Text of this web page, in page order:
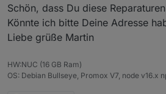
Schön, dass Du diese
Könnte ich bitte Deine Adresse
Liebe grüße Martin
HW:NUC (16 GB Ram)
OS: Debian Bullseye, Promox V7, node v16.x